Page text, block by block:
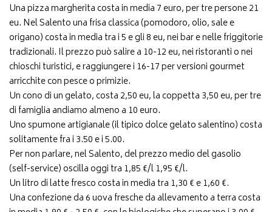
Una pizza margherita costa in media 7 euro, per tre persone 21
eu. Nel Salento una frisa classica (pomodoro, olio, sale e
origano) costa in media tra i 5 e gli 8 eu, nei bar e nelle friggitorie
tradizionali. Il prezzo può salire a 10-12 eu, nei ristoranti o nei
chioschi turistici, e raggiungere i 16-17 per versioni gourmet
arricchite con pesce o primizie.
Un cono di un gelato, costa 2,50 eu, la coppetta 3,50 eu, per tre
di famiglia andiamo almeno a 10 euro.
Uno spumone artigianale (il tipico dolce gelato salentino) costa
solitamente fra i 3.50 e i 5.00.
Per non parlare, nel Salento, del prezzo medio del gasolio
(self-service) oscilla oggi tra 1,85 €/l 1,95 €/l.
Un litro di latte fresco costa in media tra 1,30 € e 1,60 €.
Una confezione da 6 uova fresche da allevamento a terra costa